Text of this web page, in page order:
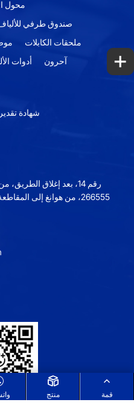
محول
صندوق طرفي
ملحقات الكابلات
أدوات آحرون
شهادة تقدير
رقم 14، بعد إغلاق
266555، من هوانغ إلى
+
منتج قمة